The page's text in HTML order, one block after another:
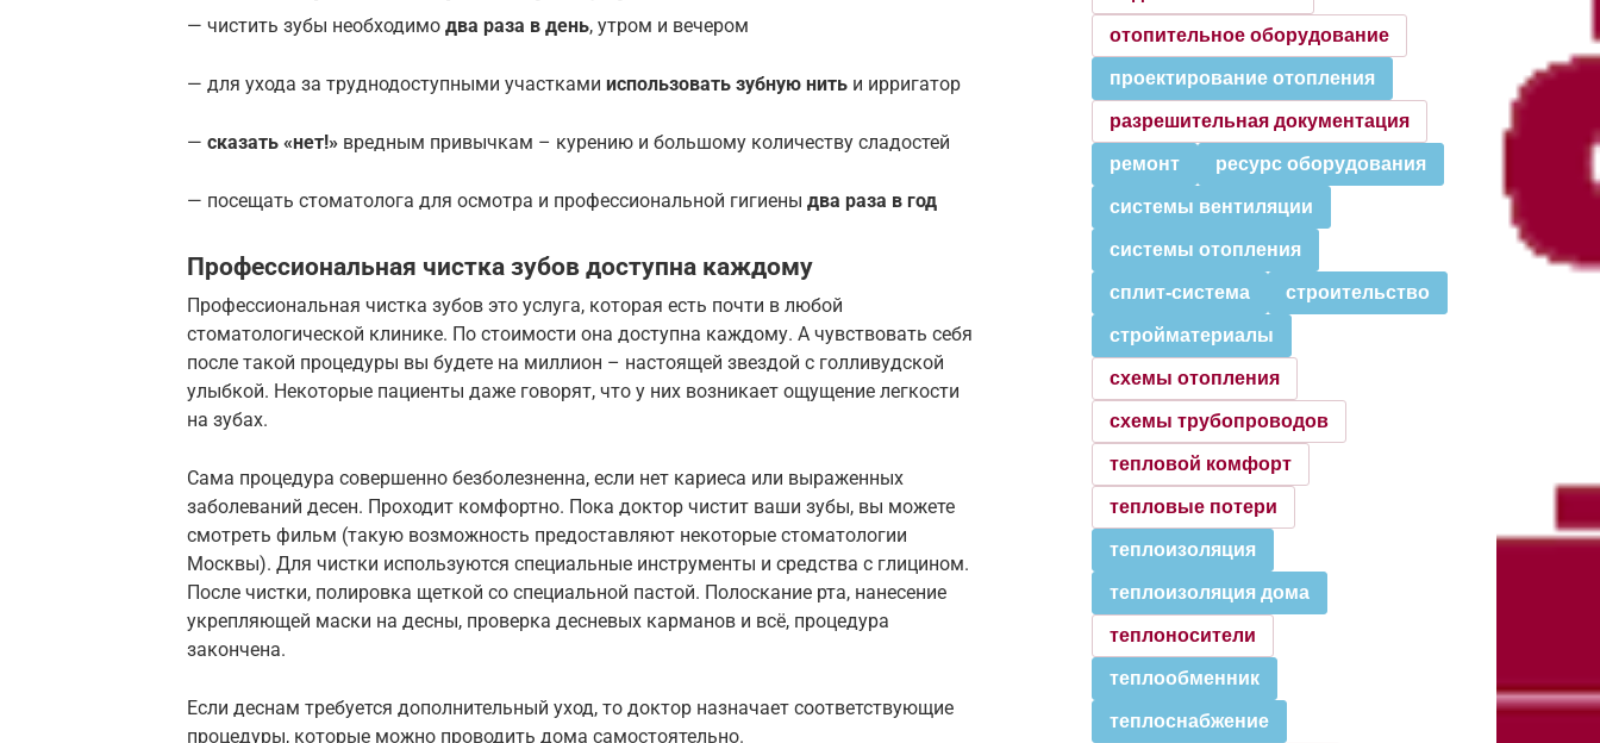
— чистить зубы необходимо два раза в день, утром и вечером
— для ухода за труднодоступными участками использовать зубную нить и ирригатор
— сказать «нет!» вредным привычкам – курению и большому количеству сладостей
— посещать стоматолога для осмотра и профессиональной гигиены два раза в год
Профессиональная чистка зубов доступна каждому
Профессиональная чистка зубов это услуга, которая есть почти в любой
стоматологической клинике. По стоимости она доступна каждому. А чувствовать себя
после такой процедуры вы будете на миллион – настоящей звездой с голливудской
улыбкой. Некоторые пациенты даже говорят, что у них возникает ощущение легкости
на зубах.
Сама процедура совершенно безболезненна, если нет кариеса или выраженных
заболеваний десен. Проходит комфортно. Пока доктор чистит ваши зубы, вы можете
смотреть фильм (такую возможность предоставляют некоторые стоматологии
Москвы). Для чистки используются специальные инструменты и средства с глицином.
После чистки, полировка щеткой со специальной пастой. Полоскание рта, нанесение
укрепляющей маски на десны, проверка десневых карманов и всё, процедура
закончена.
Если деснам требуется дополнительный уход, то доктор назначает соответствующие
процедуры, которые можно проводить дома самостоятельно.
отопительное оборудование
проектирование отопления
разрешительная документация
ремонт ресурс оборудования
системы вентиляции
системы отопления
сплит-система строительство
стройматериалы
схемы отопления
схемы трубопроводов
тепловой комфорт
тепловые потери
теплоизоляция
теплоизоляция дома
теплоносители
теплообменник
теплоснабжение